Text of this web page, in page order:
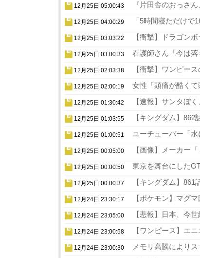
12月25日 05:00:43 『片田舎のおっさ
12月25日 04:00:29 「5時間寝ただけ
12月25日 03:03:22 【衝撃】ドラゴン
12月25日 03:00:33 看護師さん「今は
12月25日 02:03:38 【衝撃】ワンピー
12月25日 02:00:19 女性「頭痛が酷く
12月25日 01:30:42 【速報】サンタぼ
12月25日 01:03:55 【キングダム】
12月25日 01:00:51 ユーチューバー「
12月25日 00:05:00 【画像】メーカー
12月25日 00:00:50 東京を舞台にした
12月25日 00:00:37 【キングダム】
12月24日 23:30:17 【ポケモン】マグ
12月24日 23:05:00 【悲報】日本、今
12月24日 23:00:58 【ワンピース】エ
12月24日 23:00:30 メモリ高騰により